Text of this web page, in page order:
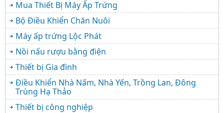
Mua Thiết Bị Máy Ấp Trứng
Bộ Điều Khiển Chăn Nuôi
Máy ấp trứng Lộc Phát
Nồi nấu rượu bằng điện
Thiết bị Gia đình
Điều Khiển Nhà Nấm, Nhà Yến, Trồng Lan, Đông
Trùng Hạ Thảo
Thiết bị công nghiệp